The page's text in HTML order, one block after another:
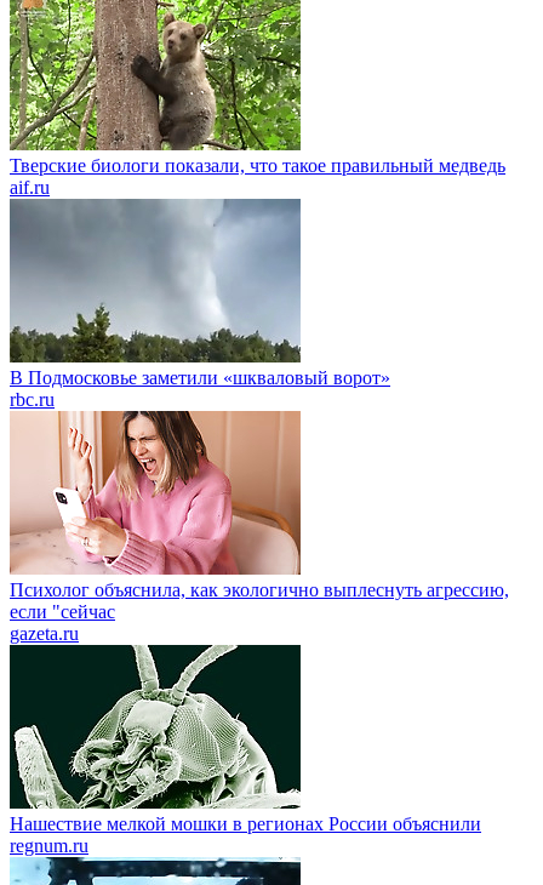
Тверские биологи показали, что такое правильный медведь
aif.ru
В Подмосковье заметили «шкваловый ворот»
rbc.ru
Психолог объяснила, как экологично выплеснуть агрессию,
если "сейчас
gazeta.ru
Нашествие мелкой мошки в регионах России объяснили
regnum.ru